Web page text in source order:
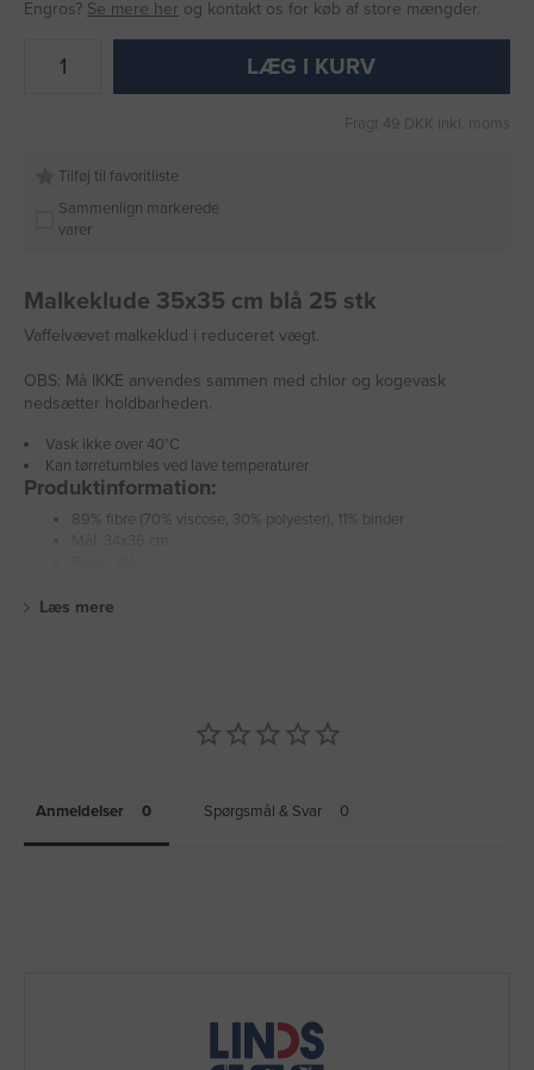
Engros? Se mere her og kontakt os for køb af store mængder.
LÆG I KURV
Fragt 49 DKK inkl. moms
Tilføj til favoritliste
Sammenlign markerede
varer
Malkeklude 35x35 cm blå 25 stk
Vaffelvævet malkeklud i reduceret vægt.
OBS: Må IKKE anvendes sammen med chlor og kogevask
nedsætter holdbarheden.
Vask ikke over 40°C
Kan tørretumbles ved lave temperaturer
Produktinformation:
89% fibre (70% viscose, 30% polyester), 11% binder
Læs mere
Anmeldelser Spørgsmål & Svar